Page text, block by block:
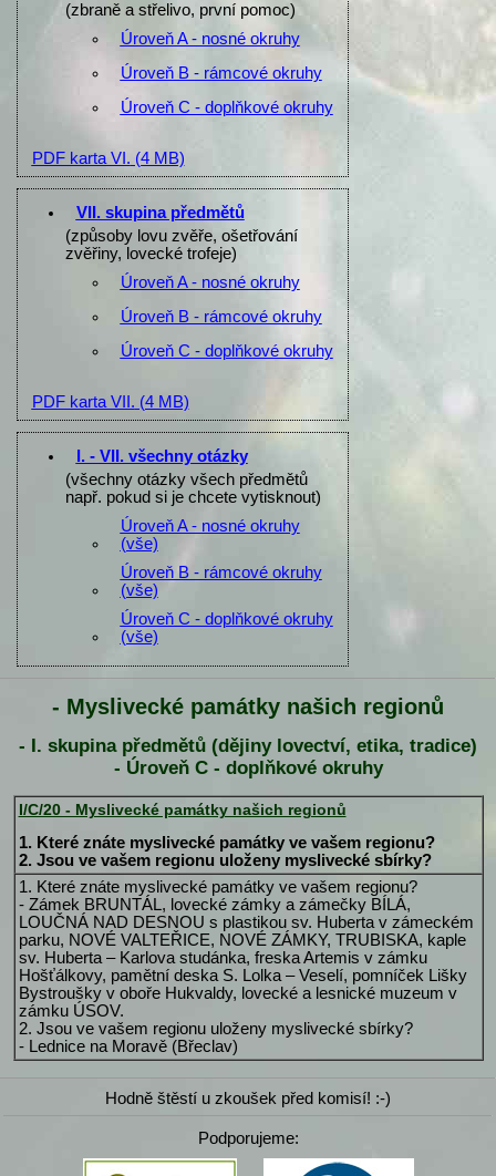
(zbraně a střelivo, první pomoc)
Úroveň A - nosné okruhy
Úroveň B - rámcové okruhy
Úroveň C - doplňkové okruhy
PDF karta VI. (4 MB)
VII. skupina předmětů
(způsoby lovu zvěře, ošetřování
zvěřiny, lovecké trofeje)
Úroveň A - nosné okruhy
Úroveň B - rámcové okruhy
Úroveň C - doplňkové okruhy
PDF karta VII. (4 MB)
I. - VII. všechny otázky
(všechny otázky všech předmětů
např. pokud si je chcete vytisknout)
Úroveň A - nosné okruhy
(vše)
Úroveň B - rámcové okruhy
(vše)
Úroveň C - doplňkové okruhy
(vše)
- Myslivecké památky našich regionů
- I. skupina předmětů (dějiny lovectví, etika, tradice)
- Úroveň C - doplňkové okruhy
I/C/20 - Myslivecké památky našich regionů
1. Které znáte myslivecké památky ve vašem regionu?
2. Jsou ve vašem regionu uloženy myslivecké sbírky?
1. Které znáte myslivecké památky ve vašem regionu?
- Zámek BRUNTÁL, lovecké zámky a zámečky BÍLÁ,
LOUČNÁ NAD DESNOU s plastikou sv. Huberta v zámeckém
parku, NOVÉ VALTEŘICE, NOVÉ ZÁMKY, TRUBISKA, kaple
sv. Huberta – Karlova studánka, freska Artemis v zámku
Hošťálkovy, pamětní deska S. Lolka – Veselí, pomníček Lišky
Bystroušky v oboře Hukvaldy, lovecké a lesnické muzeum v
zámku ÚSOV.
2. Jsou ve vašem regionu uloženy myslivecké sbírky?
- Lednice na Moravě (Břeclav)
Hodně štěstí u zkoušek před komisí! :-)
Podporujeme: